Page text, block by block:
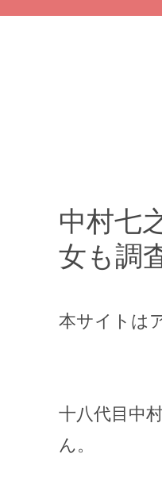
中村七
女も調
本サイトは
十八代目中
ん。